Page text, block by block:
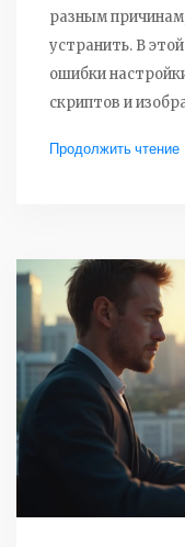
разным
устранить. В
ошибки
скриптов и
способы
чтения станет
Продолжить чтение